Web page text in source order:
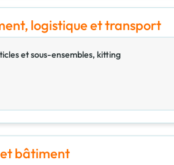
logistique et transport
et sous-ensembles, kitting
bâtiment